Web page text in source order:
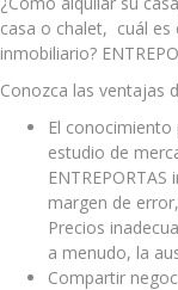
casa o chalet, cuál es
inmobiliario?
Conozca las ventajas
El
estudio de
margen de
Precios
a menudo, la
Compartir